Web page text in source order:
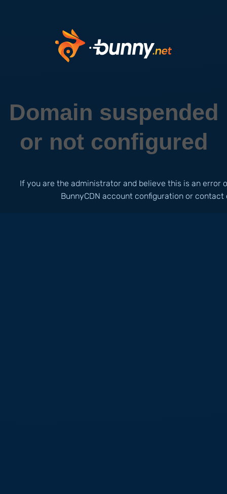
Domain suspended
or not configured
If you are the administrator and believe this is an error
BunnyCDN account configuration or